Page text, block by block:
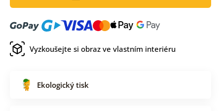
Vyzkoušejte si obraz ve vlastním interiéru
Ekologický tisk